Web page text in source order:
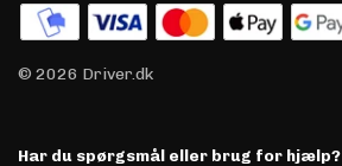
© 2026 Driver.dk
Har du spørgsmål eller brug for hjælp?